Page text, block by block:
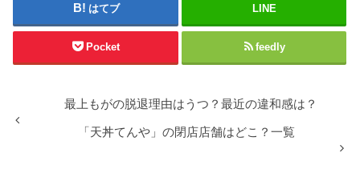
はてブ LINE
Pocket feedly
最上もがの脱退理由はうつ？最近の違和感は？
「天丼てんや」の閉店店舗はどこ？一覧